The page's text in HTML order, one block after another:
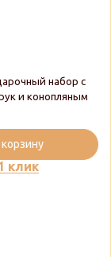
набор с
и конопляным
клик
В корзину